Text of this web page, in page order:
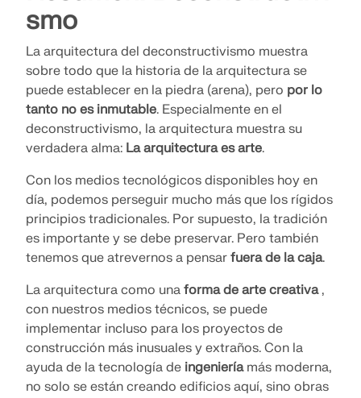
smo
La arquitectura del deconstructivismo muestra
sobre todo que la historia de la arquitectura se
puede establecer en la piedra (arena), pero por lo
tanto no es inmutable. Especialmente en el
deconstructivismo, la arquitectura muestra su
verdadera alma: La arquitectura es arte.
Con los medios tecnológicos disponibles hoy en
día, podemos perseguir mucho más que los rígidos
principios tradicionales. Por supuesto, la tradición
es importante y se debe preservar. Pero también
tenemos que atrevernos a pensar fuera de la caja.
La arquitectura como una forma de arte creativa,
con nuestros medios técnicos, se puede
implementar incluso para los proyectos de
construcción más inusuales y extraños. Con la
ayuda de la tecnología de ingenieríamás moderna,
no solo se están creando edificios aquí, sino obras